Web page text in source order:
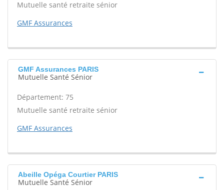
Mutuelle santé retraite sénior
GMF Assurances
GMF Assurances PARIS
Mutuelle Santé Sénior
Département: 75
Mutuelle santé retraite sénior
GMF Assurances
Abeille Opéga Courtier PARIS
Mutuelle Santé Sénior